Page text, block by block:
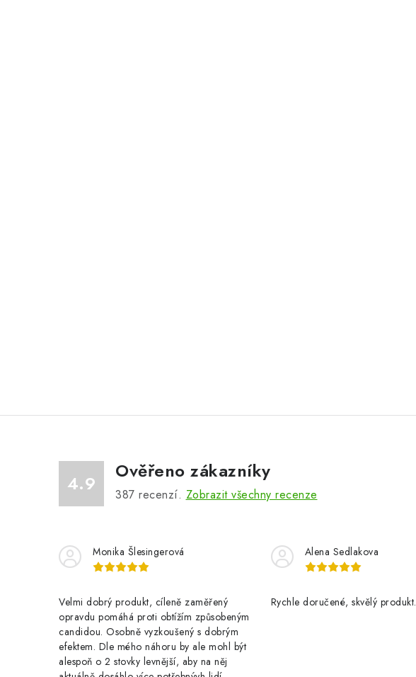
4.9
Ověřeno zákazníky
387 recenzí. Zobrazit všechny recenze
Monika Šlesingerová
Velmi dobrý produkt, cíleně zaměřený
opravdu pomáhá proti obtížím způsobeným
candidou. Osobně vyzkoušený s dobrým
efektem. Dle mého náhoru by ale mohl být
alespoň o 2 stovky levnější, aby na něj
Alena Sedlakova
Rychle doručené, skvělý produkt.